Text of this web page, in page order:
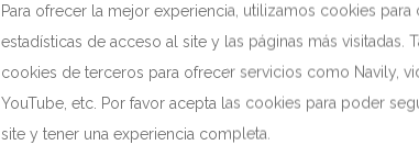
Para ofrecer la mejor experiencia, utilizamos cookies para
estadísticas de acceso al site y las páginas más visitadas.
cookies de terceros para ofrecer servicios como Navily,
YouTube, etc. Por favor acepta las cookies para poder
site y tener una experiencia completa.